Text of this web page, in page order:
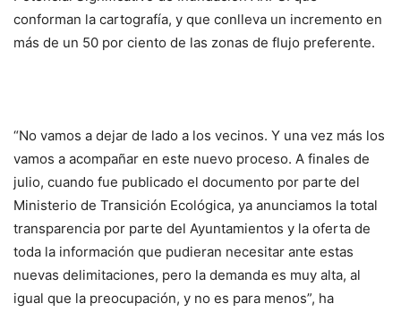
conforman la cartografía, y que conlleva un incremento en
más de un 50 por ciento de las zonas de flujo preferente.
“No vamos a dejar de lado a los vecinos. Y una vez más los
vamos a acompañar en este nuevo proceso. A finales de
julio, cuando fue publicado el documento por parte del
Ministerio de Transición Ecológica, ya anunciamos la total
transparencia por parte del Ayuntamientos y la oferta de
toda la información que pudieran necesitar ante estas
nuevas delimitaciones, pero la demanda es muy alta, al
igual que la preocupación, y no es para menos”, ha